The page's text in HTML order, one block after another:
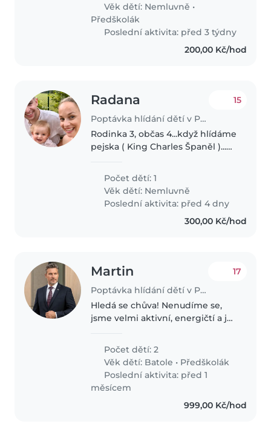
Věk dětí: Nemluvně •
Předškolák
Poslední aktivita: před 3 týdny
200,00 Kč/hod
Radana
Poptávka hlídání dětí v Praha
15
Rodinka 3, občas 4...když hlídáme
pejska ( King Charles Španěl )...
ale co máme Vojtíka, tak jedeme
na super power. Oba se snažíme
pracovat, ale zároveň..
Počet dětí: 1
Věk dětí: Nemluvně
Poslední aktivita: před 4 dny
300,00 Kč/hod
Martin
Poptávka hlídání dětí v Praha
17
Hledá se chůva! Nenudíme se,
jsme velmi aktivní, energičtí a je
Počet dětí: 2
Věk dětí: Batole • Předškolák
Poslední aktivita: před 1
měsícem
999,00 Kč/hod